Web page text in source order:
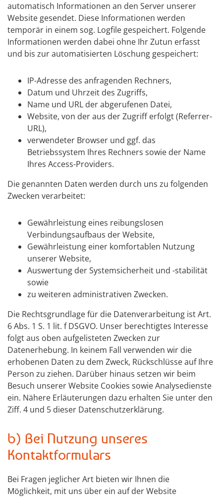
automatisch Informationen an den Server unserer
Website gesendet. Diese Informationen werden
temporär in einem sog. Logfile gespeichert. Folgende
Informationen werden dabei ohne Ihr Zutun erfasst
und bis zur automatisierten Löschung gespeichert:
IP-Adresse des anfragenden Rechners,
Datum und Uhrzeit des Zugriffs,
Name und URL der abgerufenen Datei,
Website, von der aus der Zugriff erfolgt (Referrer-
URL),
verwendeter Browser und ggf. das
Betriebssystem Ihres Rechners sowie der Name
Ihres Access-Providers.
Die genannten Daten werden durch uns zu folgenden
Zwecken verarbeitet:
Gewährleistung eines reibungslosen
Verbindungsaufbaus der Website,
Gewährleistung einer komfortablen Nutzung
unserer Website,
Auswertung der Systemsicherheit und -stabilität
sowie
zu weiteren administrativen Zwecken.
Die Rechtsgrundlage für die Datenverarbeitung ist Art.
6 Abs. 1 S. 1 lit. f DSGVO. Unser berechtigtes Interesse
folgt aus oben aufgelisteten Zwecken zur
Datenerhebung. In keinem Fall verwenden wir die
erhobenen Daten zu dem Zweck, Rückschlüsse auf Ihre
Person zu ziehen. Darüber hinaus setzen wir beim
Besuch unserer Website Cookies sowie Analysedienste
ein. Nähere Erläuterungen dazu erhalten Sie unter den
Ziff. 4 und 5 dieser Datenschutzerklärung.
b) Bei Nutzung unseres
Kontaktformulars
Bei Fragen jeglicher Art bieten wir Ihnen die
Möglichkeit, mit uns über ein auf der Website